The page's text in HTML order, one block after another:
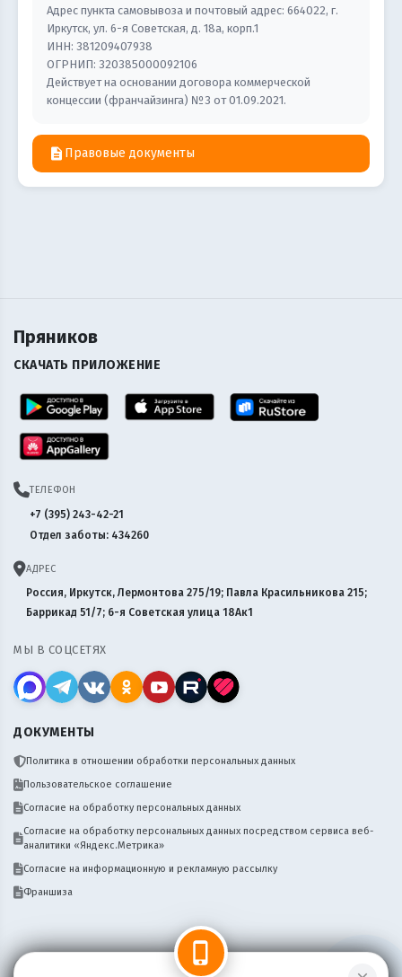
Адрес пункта самовывоза и почтовый адрес: 664022, г.
Иркутск, ул. 6-я Советская, д. 18а, корп.1
ИНН: 381209407938
ОГРНИП: 320385000092106
Действует на основании договора коммерческой
концессии (франчайзинга) №3 от 01.09.2021.
description Правовые документы
Пряников
СКАЧАТЬ ПРИЛОЖЕНИЕ
ТЕЛЕФОН
+7 (395) 243-42-21
Отдел заботы: 434260
АДРЕС
Россия, Иркутск, Лермонтова 275/19; Павла Красильникова 215;
Баррикад 51/7; 6-я Советская улица 18Ак1
МЫ В СОЦСЕТЯХ
ДОКУМЕНТЫ
Политика в отношении обработки персональных данных
Пользовательское соглашение
Согласие на обработку персональных данных
Согласие на обработку персональных данных посредством сервиса веб-
аналитики «Яндекс.Метрика»
Согласие на информационную и рекламную рассылку
Франшиза
phone_iphone